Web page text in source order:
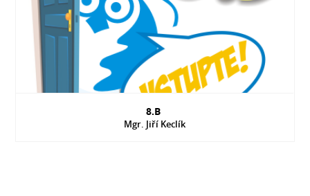
8.B
Mgr. Jiří Keclík